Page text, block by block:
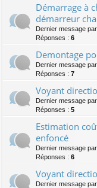
Démarrage à
démarreur
Dernier message par
Réponses : 6
Demontage
Dernier message par
Réponses : 7
Voyant
Dernier message par
Réponses : 5
Estimation
enfoncé
Dernier message par
Réponses : 6
Voyant
Dernier message par